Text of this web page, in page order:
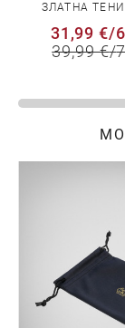
ЗЛАТНА
31,99 €/
39,99 €/